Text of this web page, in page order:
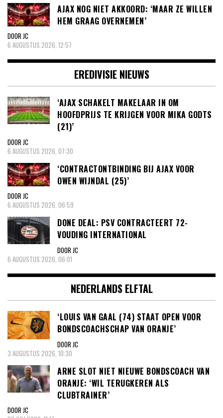
AJAX NOG NIET AKKOORD: ‘MAAR ZE WILLEN
HEM GRAAG OVERNEMEN’
DOOR JC
6 AUGUSTUS 2026, 12:57
EREDIVISIE NIEUWS
‘AJAX SCHAKELT MAKELAAR IN OM
HOOFDPRIJS TE KRIJGEN VOOR MIKA GODTS
(21)’
DOOR JC
6 AUGUSTUS 2026, 07:30
‘CONTRACTONTBINDING BIJ AJAX VOOR
OWEN WIJNDAL (25)’
DOOR JC
6 AUGUSTUS 2026, 06:59
DONE DEAL: PSV CONTRACTEERT 72-
VOUDING INTERNATIONAL
DOOR JC
6 AUGUSTUS 2026, 06:01
NEDERLANDS ELFTAL
‘LOUIS VAN GAAL (74) STAAT OPEN VOOR
BONDSCOACHSCHAP VAN ORANJE’
DOOR JC
3 AUGUSTUS 2026, 10:30
ARNE SLOT NIET NIEUWE BONDSCOACH VAN
ORANJE: ‘WIL TERUGKEREN ALS
CLUBTRAINER’
DOOR JC